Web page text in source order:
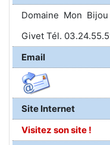
Domaine Mon
Givet Tél.
Email
Site Internet
Visitez son site !